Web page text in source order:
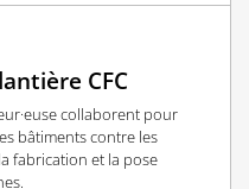
CFC
collaborent pour
bâtiments contre les
fabrication et la pose